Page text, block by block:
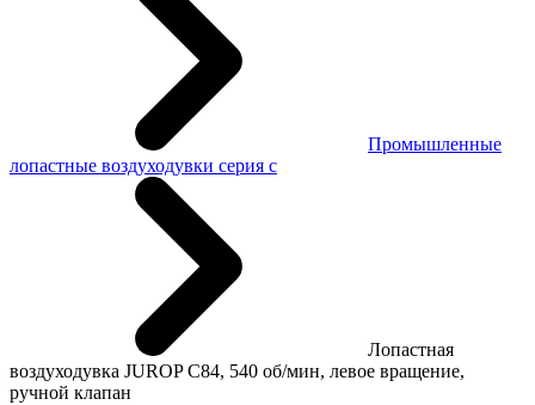
Промышленные
лопастные воздуходувки серия c
Лопастная
воздуходувка JUROP C84, 540 об/мин, левое вращение,
ручной клапан